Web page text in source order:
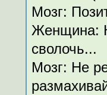
Мозг:
Женщина:
сволочь...
Мозг: Не